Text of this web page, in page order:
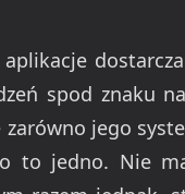
spod znaku
zarówno jego
to jedno. Nie